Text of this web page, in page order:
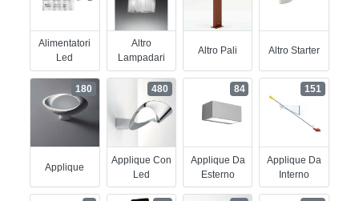
Alimentatori
Led
Altro
Lampadari
Altro Pali Altro Starter
Applique
180
Applique Con
Led
480
Applique Da
Esterno
84
Applique Da
Interno
151